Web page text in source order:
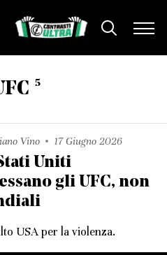
5
Vino 17 Giugno 2026
Uniti
gli UFC, non
USA per la violenza.